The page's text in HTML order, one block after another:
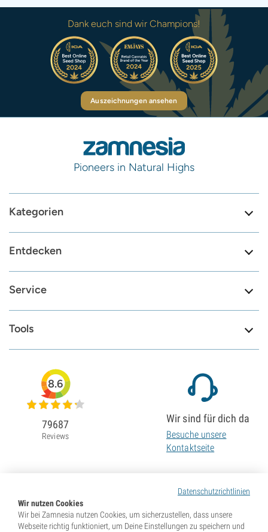
Dank euch sind wir Champions!
Auszeichnungen ansehen
Pioneers in Natural Highs
Kategorien
Entdecken
Service
Tools
Datenschutzrichtlinien
Wir nutzen Cookies
Wir bei Zamnesia nutzen Cookies, um sicherzustellen, dass unsere
Webseite richtig funktioniert, um Deine Einstellungen zu speichern und
8.6
79687
Reviews
Wir sind für dich da
Besuche unsere
Kontaktseite